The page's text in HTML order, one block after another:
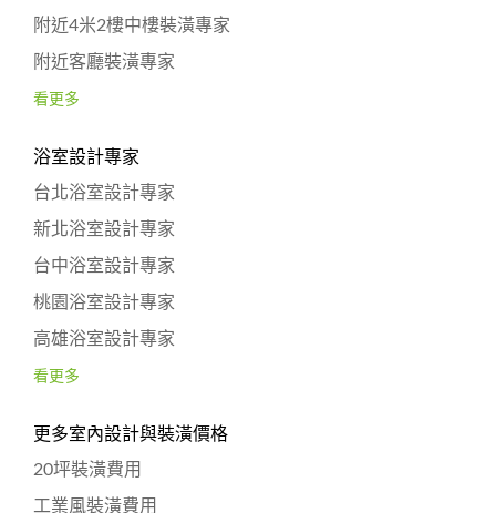
附近4米2樓中樓裝潢專家
附近客廳裝潢專家
看更多
浴室設計專家
台北浴室設計專家
新北浴室設計專家
台中浴室設計專家
桃園浴室設計專家
高雄浴室設計專家
看更多
更多室內設計與裝潢價格
20坪裝潢費用
工業風裝潢費用